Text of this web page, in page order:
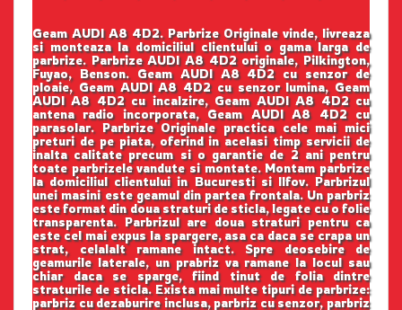
Geam AUDI A8 4D2. Parbrize Originale vinde, livreaza
si monteaza la domiciliul clientului o gama larga de
parbrize. Parbrize AUDI A8 4D2 originale, Pilkington,
Fuyao, Benson. Geam AUDI A8 4D2 cu senzor de
ploaie, Geam AUDI A8 4D2 cu senzor lumina, Geam
AUDI A8 4D2 cu incalzire, Geam AUDI A8 4D2 cu
antena radio incorporata, Geam AUDI A8 4D2 cu
parasolar. Parbrize Originale practica cele mai mici
preturi de pe piata, oferind in acelasi timp servicii de
inalta calitate precum si o garantie de 2 ani pentru
toate parbrizele vandute si montate. Montam parbrize
la domiciliul clientului in Bucuresti si Ilfov. Parbrizul
unei masini este geamul din partea frontala. Un parbriz
este format din doua straturi de sticla, legate cu o folie
transparenta. Parbrizul are doua straturi pentru ca
este cel mai expus la spargere, asa ca daca se crapa un
strat, celalalt ramane intact. Spre deosebire de
geamurile laterale, un prabriz va ramane la locul sau
chiar daca se sparge, fiind tinut de folia dintre
straturile de sticla. Exista mai multe tipuri de parbrize:
parbriz cu dezaburire inclusa, parbriz cu senzor, parbriz